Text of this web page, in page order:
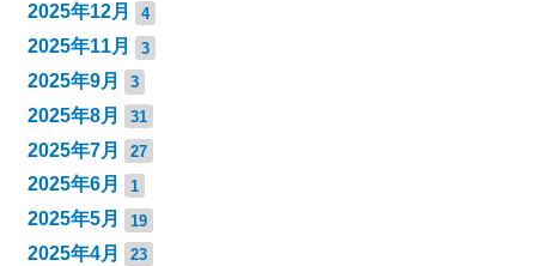
2025年12月 4
2025年11月 3
2025年9月 3
2025年8月 31
2025年7月 27
2025年6月 1
2025年5月 19
2025年4月 23